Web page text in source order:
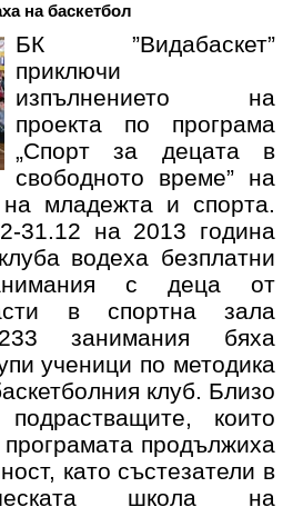
на баскетбол
БК ”Видабаскет”
приключи
изпълнението на
проекта по програма
„Спорт за децата в
свободното време” на
на младежта и спорта.
31.12 на 2013 година
водеха безплатни
с деца от
в спортна зала
233 занимания бяха
ученици по методика
клуб. Близо
които
програмата продължиха
като състезатели в
школа на